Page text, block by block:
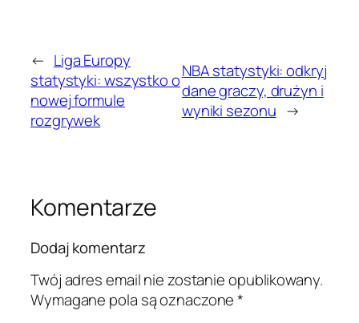
← Liga Europy
statystyki: wszystko o
nowej formule
rozgrywek
NBA statystyki: odkryj
dane graczy, drużyn i
wyniki sezonu →
Komentarze
Dodaj komentarz
Twój adres email nie zostanie opublikowany.
Wymagane pola są oznaczone*